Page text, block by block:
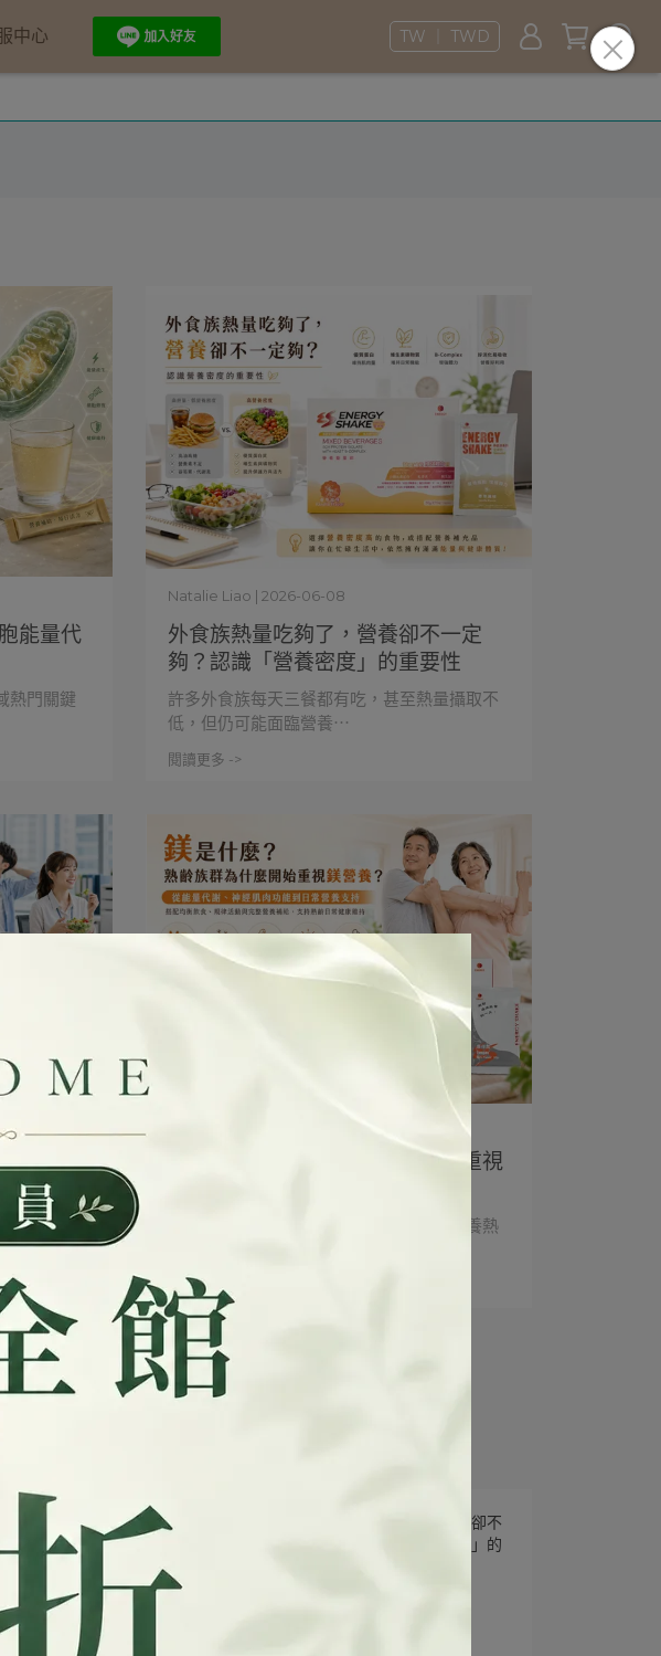
中心 TW ｜ TWD
能量代
熱門關鍵
外食族熱量吃夠了，營養卻不一定
夠？認識「營養密度」的重要性
Natalie Liao | 2026-06-08
許多外食族每天三餐都有吃，甚至熱量攝取不
低，但仍可能面臨營養⋯
閱讀更多 ->
師解析維
粉比例
鎂是什麼？熟齡族群為什麼開始重視
近年「鎂（Magnesium）」成為熟齡營養熱
閱讀更多 ->
師解析細胞
酶
外食族熱量吃夠了，營養卻不
一定夠？認識「營養密度」的